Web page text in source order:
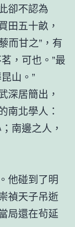
卻不認為
田五十畝，
而甘之”，有
，可也。”最
山。”
深居簡出，
南北學人：
南邊之人，
他碰到了明
禎天子吊逝
局還在茍延